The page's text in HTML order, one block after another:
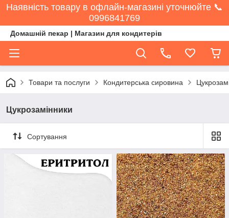
Наявність товару в офлайн-магазині уточнюйте 📞
0996841769
Домашній пекар | Магазин для кондитерів
Товари та послуги Кондитерська сировина
Цукрозамінники
Сортування